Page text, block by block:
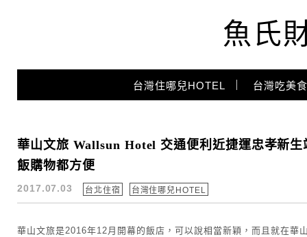
魚氏
台灣住哪兒HOTEL 台灣吃美
台北華山
華山文旅 Wallsun Hotel 交通便利近捷運忠孝新
飯購物都方便
2017.07.03 台北住宿 台灣住哪兒HOTEL
華山文旅是2016年12月開幕的飯店，可以說相當新穎，而且就在華